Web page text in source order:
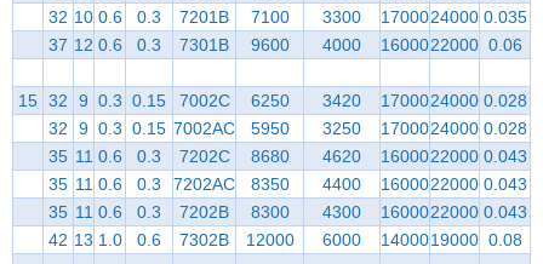
32 10 0.6 0.3 7201B 7100 3300 1700024000 0.035
37 12 0.6 0.3 7301B 9600 4000 1600022000 0.06
15 32 9 0.3 0.15 7002C 6250 3420 1700024000 0.028
32
9 0.3 0.15 7002AC 5950 3250 1700024000 0.028
35 11 0.6 0.3 7202C 8680 4620 1600022000 0.043
35 11 0.6 0.3 7202AC 8350 4400 1600022000 0.043
35 11 0.6 0.3 7202B 8300 4300 1600022000 0.043
42 13 1.0 0.6 7302B 12000 6000 1400019000 0.08